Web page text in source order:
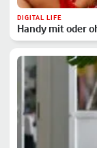
DIGITAL LIFE
Handy mit oder